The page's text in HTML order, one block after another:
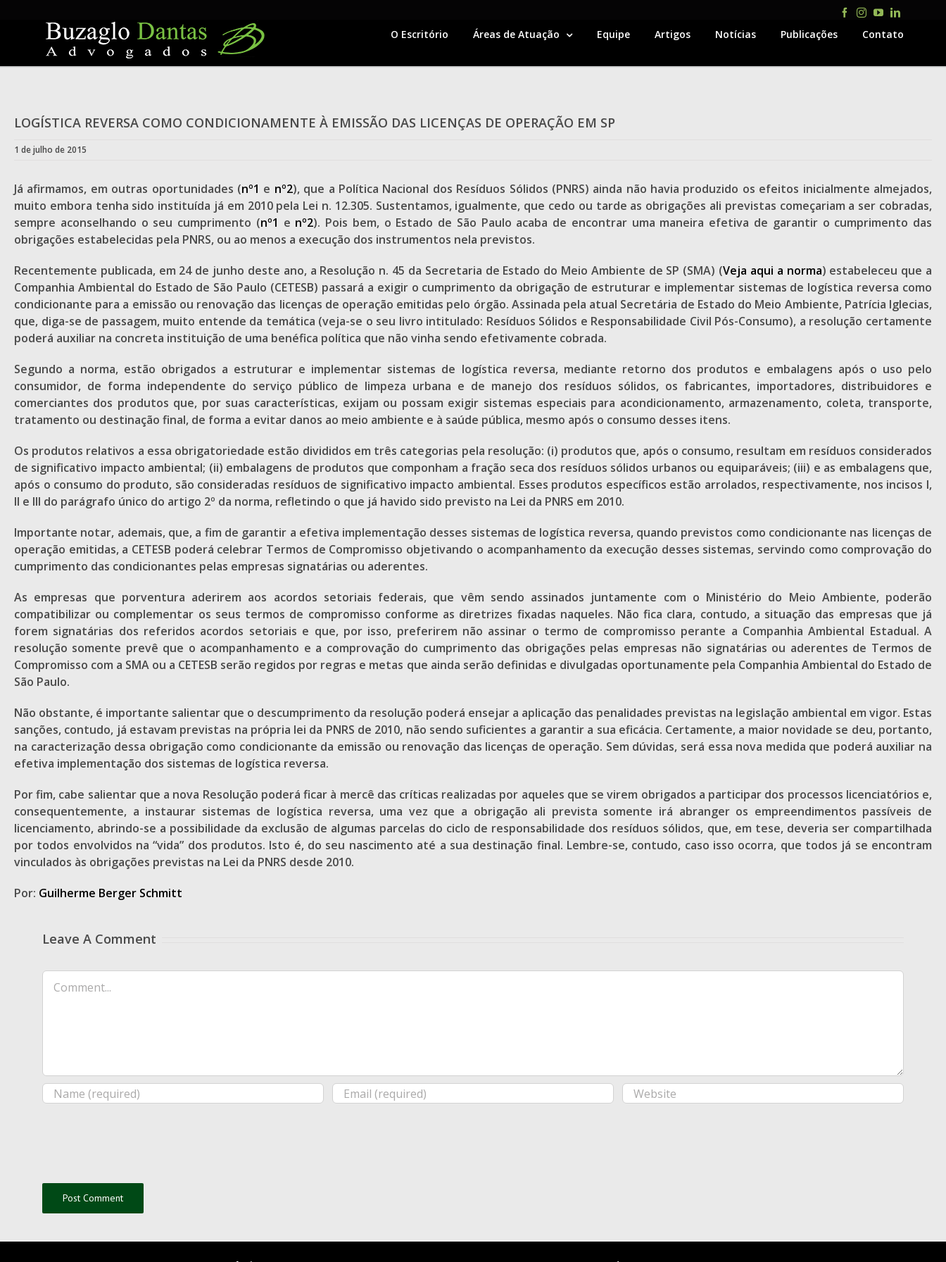
Facebook
Instagram
YouTubeLinkedIn
O Escritório Áreas de Atuação Equipe Artigos Notícias Publicações Contato
LOGÍSTICA REVERSA COMO CONDICIONAMENTE À EMISSÃO DAS LICENÇAS DE OPERAÇÃO EM SP
1 de julho de 2015
Já afirmamos, em outras oportunidades (nº1 e nº2), que a Política Nacional dos Resíduos Sólidos (PNRS) ainda não havia produzido os efeitos inicialmente almejados,
muito embora tenha sido instituída já em 2010 pela Lei n. 12.305. Sustentamos, igualmente, que cedo ou tarde as obrigações ali previstas começariam a ser cobradas,
sempre aconselhando o seu cumprimento (nº1 e nº2). Pois bem, o Estado de São Paulo acaba de encontrar uma maneira efetiva de garantir o cumprimento das
obrigações estabelecidas pela PNRS, ou ao menos a execução dos instrumentos nela previstos.
Recentemente publicada, em 24 de junho deste ano, a Resolução n. 45 da Secretaria de Estado do Meio Ambiente de SP (SMA) (Veja aqui a norma) estabeleceu que a
Companhia Ambiental do Estado de São Paulo (CETESB) passará a exigir o cumprimento da obrigação de estruturar e implementar sistemas de logística reversa como
condicionante para a emissão ou renovação das licenças de operação emitidas pelo órgão. Assinada pela atual Secretária de Estado do Meio Ambiente, Patrícia Iglecias,
que, diga-se de passagem, muito entende da temática (veja-se o seu livro intitulado: Resíduos Sólidos e Responsabilidade Civil Pós-Consumo), a resolução certamente
poderá auxiliar na concreta instituição de uma benéfica política que não vinha sendo efetivamente cobrada.
Segundo a norma, estão obrigados a estruturar e implementar sistemas de logística reversa, mediante retorno dos produtos e embalagens após o uso pelo
consumidor, de forma independente do serviço público de limpeza urbana e de manejo dos resíduos sólidos, os fabricantes, importadores, distribuidores e
comerciantes dos produtos que, por suas características, exijam ou possam exigir sistemas especiais para acondicionamento, armazenamento, coleta, transporte,
tratamento ou destinação final, de forma a evitar danos ao meio ambiente e à saúde pública, mesmo após o consumo desses itens.
Os produtos relativos a essa obrigatoriedade estão divididos em três categorias pela resolução: (i) produtos que, após o consumo, resultam em resíduos considerados
de significativo impacto ambiental; (ii) embalagens de produtos que componham a fração seca dos resíduos sólidos urbanos ou equiparáveis; (iii) e as embalagens que,
após o consumo do produto, são consideradas resíduos de significativo impacto ambiental. Esses produtos específicos estão arrolados, respectivamente, nos incisos I,
II e III do parágrafo único do artigo 2º da norma, refletindo o que já havido sido previsto na Lei da PNRS em 2010.
Importante notar, ademais, que, a fim de garantir a efetiva implementação desses sistemas de logística reversa, quando previstos como condicionante nas licenças de
operação emitidas, a CETESB poderá celebrar Termos de Compromisso objetivando o acompanhamento da execução desses sistemas, servindo como comprovação do
cumprimento das condicionantes pelas empresas signatárias ou aderentes.
As empresas que porventura aderirem aos acordos setoriais federais, que vêm sendo assinados juntamente com o Ministério do Meio Ambiente, poderão
compatibilizar ou complementar os seus termos de compromisso conforme as diretrizes fixadas naqueles. Não fica clara, contudo, a situação das empresas que já
forem signatárias dos referidos acordos setoriais e que, por isso, preferirem não assinar o termo de compromisso perante a Companhia Ambiental Estadual. A
resolução somente prevê que o acompanhamento e a comprovação do cumprimento das obrigações pelas empresas não signatárias ou aderentes de Termos de
Compromisso com a SMA ou a CETESB serão regidos por regras e metas que ainda serão definidas e divulgadas oportunamente pela Companhia Ambiental do Estado de
São Paulo.
Não obstante, é importante salientar que o descumprimento da resolução poderá ensejar a aplicação das penalidades previstas na legislação ambiental em vigor. Estas
sanções, contudo, já estavam previstas na própria lei da PNRS de 2010, não sendo suficientes a garantir a sua eficácia. Certamente, a maior novidade se deu, portanto,
na caracterização dessa obrigação como condicionante da emissão ou renovação das licenças de operação. Sem dúvidas, será essa nova medida que poderá auxiliar na
efetiva implementação dos sistemas de logística reversa.
Por fim, cabe salientar que a nova Resolução poderá ficar à mercê das críticas realizadas por aqueles que se virem obrigados a participar dos processos licenciatórios e,
consequentemente, a instaurar sistemas de logística reversa, uma vez que a obrigação ali prevista somente irá abranger os empreendimentos passíveis de
licenciamento, abrindo-se a possibilidade da exclusão de algumas parcelas do ciclo de responsabilidade dos resíduos sólidos, que, em tese, deveria ser compartilhada
por todos envolvidos na “vida” dos produtos. Isto é, do seu nascimento até a sua destinação final. Lembre-se, contudo, caso isso ocorra, que todos já se encontram
vinculados às obrigações previstas na Lei da PNRS desde 2010.
Por: Guilherme Berger Schmitt
Leave A Comment
Comment